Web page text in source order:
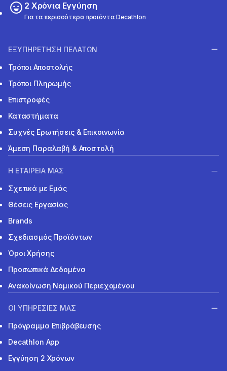
2 Χρόνια Εγγύηση
Για τα περισσότερα προϊόντα Decathlon
ΕΞΥΠΗΡΕΤΗΣΗ ΠΕΛΑΤΩΝ
Τρόποι Αποστολής
Τρόποι Πληρωμής
Επιστροφές
Καταστήματα
Συχνές Ερωτήσεις & Επικοινωνία
Άμεση Παραλαβή & Αποστολή
Η ΕΤΑΙΡΕΙΑ ΜΑΣ
Σχετικά με Εμάς
Θέσεις Εργασίας
Brands
Σχεδιασμός Προϊόντων
Όροι Χρήσης
Προσωπικά Δεδομένα
Ανακοίνωση Νομικού Περιεχομένου
ΟΙ ΥΠΗΡΕΣΙΕΣ ΜΑΣ
Πρόγραμμα Επιβράβευσης
Decathlon App
Εγγύηση 2 Χρόνων